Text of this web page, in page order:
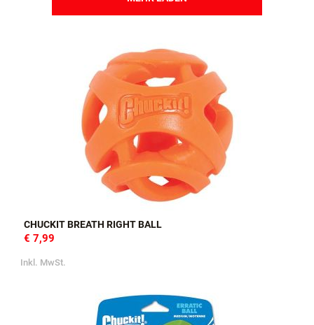
CHUCKIT BREATH RIGHT BALL
€ 7,99
Inkl. MwSt.